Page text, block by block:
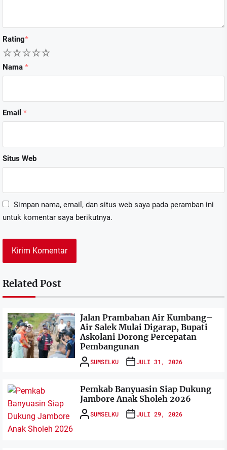
Rating*
5
4
3
2
Nama *
Email *
Situs Web
Simpan nama, email, dan situs web saya pada peramban ini
untuk komentar saya berikutnya.
Related Post
Jalan Prambahan Air Kumbang–
Air Salek Mulai Digarap, Bupati
Askolani Dorong Percepatan
Pembangunan
SUMSELKU JULI 31, 2026
Pemkab Banyuasin Siap Dukung
Jambore Anak Sholeh 2026
SUMSELKU JULI 29, 2026